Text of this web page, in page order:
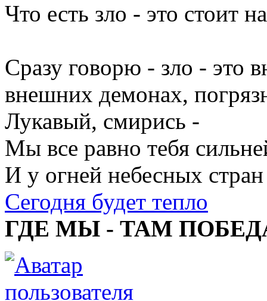
Что есть зло - это стоит
Сразу говорю - зло - это
внешних демонах,
Лукавый, смирись -
Мы все равно тебя
И у огней небесных стран
Сегодня будет тепло
ГДЕ МЫ - ТАМ